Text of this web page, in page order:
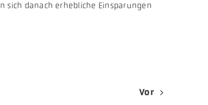
sich danach erhebliche Einsparungen
Vor